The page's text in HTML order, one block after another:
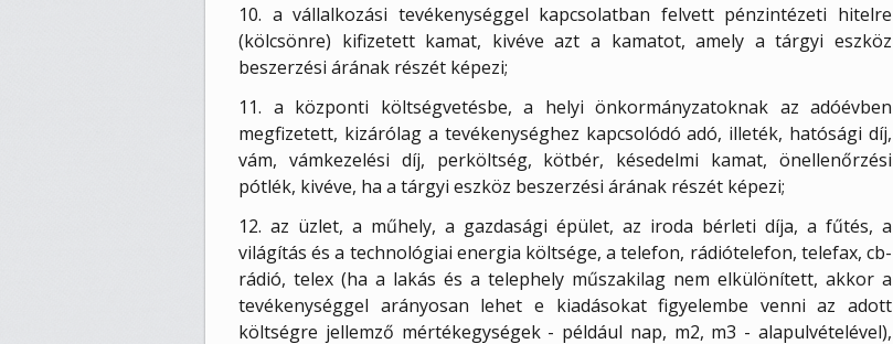
10. a vállalkozási tevékenységgel kapcsolatban felvett pénzintézeti hitelre
(kölcsönre) kifizetett kamat, kivéve azt a kamatot, amely a tárgyi eszköz
beszerzési árának részét képezi;
11. a központi költségvetésbe, a helyi önkormányzatoknak az adóévben
megfizetett, kizárólag a tevékenységhez kapcsolódó adó, illeték, hatósági díj,
vám, vámkezelési díj, perköltség, kötbér, késedelmi kamat, önellenőrzési
pótlék, kivéve, ha a tárgyi eszköz beszerzési árának részét képezi;
12. az üzlet, a műhely, a gazdasági épület, az iroda bérleti díja, a fűtés, a
világítás és a technológiai energia költsége, a telefon, rádiótelefon, telefax, cb-
rádió, telex (ha a lakás és a telephely műszakilag nem elkülönített, akkor a
tevékenységgel arányosan lehet e kiadásokat figyelembe venni az adott
költségre jellemző mértékegységek - például nap, m2, m3 - alapulvételével),